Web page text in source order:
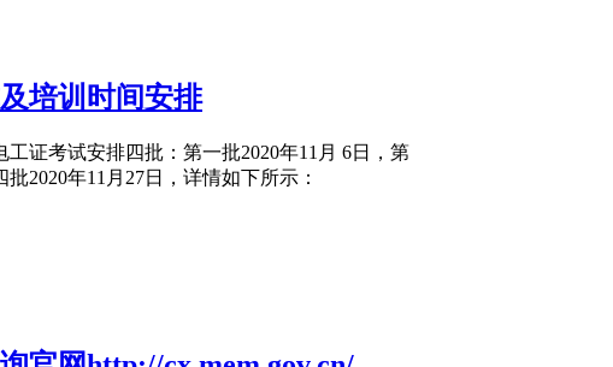
培训时间安排
证考试安排四批：第一批2020年11月 6日，第
2020年11月27日，详情如下所示：